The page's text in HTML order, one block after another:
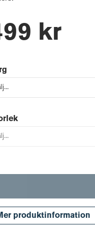
kr
produktinformation